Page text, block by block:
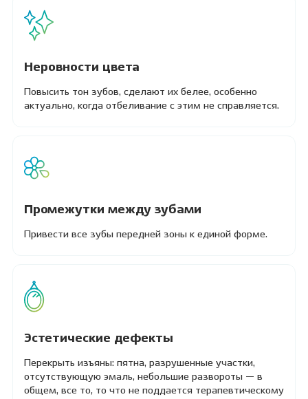
Неровности цвета
Повысить тон зубов, сделают их белее, особенно
актуально, когда отбеливание с этим не справляется.
Промежутки между зубами
Привести все зубы передней зоны к единой форме.
Эстетические дефекты
Перекрыть изъяны: пятна, разрушенные участки,
отсутствующую эмаль, небольшие развороты — в
общем, все то, то что не поддается терапевтическому